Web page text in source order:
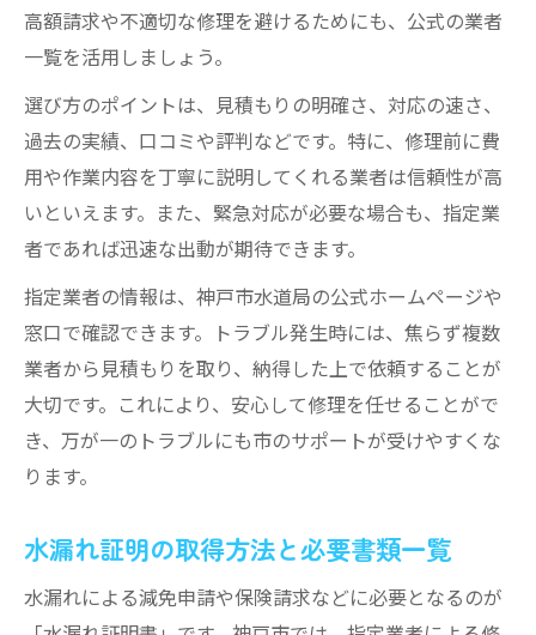
高額請求や不適切な修理を避けるためにも、公式の業者
一覧を活用しましょう。
選び方のポイントは、見積もりの明確さ、対応の速さ、
過去の実績、口コミや評判などです。特に、修理前に費
用や作業内容を丁寧に説明してくれる業者は信頼性が高
いといえます。また、緊急対応が必要な場合も、指定業
者であれば迅速な出動が期待できます。
指定業者の情報は、神戸市水道局の公式ホームページや
窓口で確認できます。トラブル発生時には、焦らず複数
業者から見積もりを取り、納得した上で依頼することが
大切です。これにより、安心して修理を任せることがで
き、万が一のトラブルにも市のサポートが受けやすくな
ります。
水漏れ証明の取得方法と必要書類一覧
水漏れによる減免申請や保険請求などに必要となるのが